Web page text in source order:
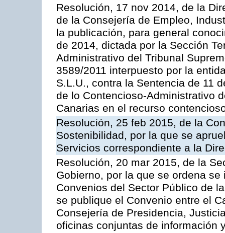
Resolución, 17 nov 2014, de la
de la Consejería de Empleo,
la publicación, para general
de 2014, dictada por la Sección
Administrativo del Tribunal
3589/2011 interpuesto por la
S.L.U., contra la Sentencia de 11
de lo Contencioso-Administrativo
Canarias en el recurso
Resolución, 25 feb 2015, de la
Sostenibilidad, por la que se
Servicios correspondiente a la
Resolución, 20 mar 2015, de la
Gobierno, por la que se ordena
Convenios del Sector Público de
se publique el Convenio entre el
Consejería de Presidencia,
oficinas conjuntas de información